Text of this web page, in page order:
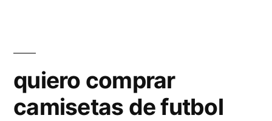
quiero comprar
camisetas de futbol